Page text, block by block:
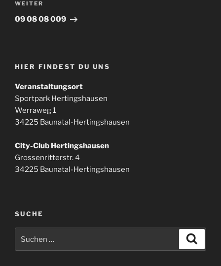
Nächster
Beitrag
WEITER
09 08 08 009
HIER FINDEST DU UNS
Veranstaltungsort
Sportpark Hertingshausen
Werraweg 1
34225 Baunatal-Hertingshausen
City-Club Hertingshausen
Grossenritterstr. 4
34225 Baunatal-Hertingshausen
SUCHE
nach: